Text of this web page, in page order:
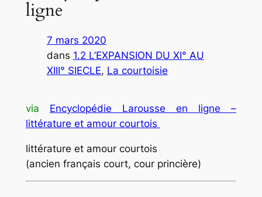
ligne
7 mars 2020
dans 1.2 L’EXPANSION DU XI° AU
XIII° SIECLE, La courtoisie
via Encyclopédie Larousse en ligne –
littérature et amour courtois
littérature et amour courtois
(ancien français court, cour princière)